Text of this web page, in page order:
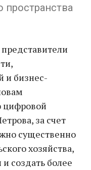
и бизнес-
цифровой
за счет
существенно
хозяйства,
создать более